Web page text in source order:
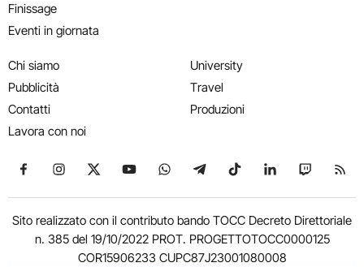
Finissage
Eventi in giornata
Chi siamo
Pubblicità
Contatti
Lavora con noi
University
Travel
Produzioni
Seguici su Facebook
Seguici su Instagram
Seguici su X
Seguici su YouTube
Seguici su WhatsApp
Seguici su Telegram
Seguici su TikTok
Seguici su
Seguici
Sito realizzato con il contributo bando TOCC Decreto Direttoriale
n. 385 del 19/10/2022 PROT. PROGETTOTOCC0000125
COR15906233 CUPC87J23001080008